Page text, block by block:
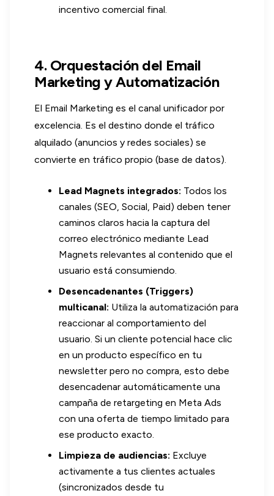
incentivo comercial final.
4. Orquestación del Email
Marketing y Automatización
El Email Marketing es el canal unificador por
excelencia. Es el destino donde el tráfico
alquilado (anuncios y redes sociales) se
convierte en tráfico propio (base de datos).
Lead Magnets integrados: Todos los
canales (SEO, Social, Paid) deben tener
caminos claros hacia la captura del
correo electrónico mediante Lead
Magnets relevantes al contenido que el
usuario está consumiendo.
Desencadenantes (Triggers)
multicanal: Utiliza la automatización para
reaccionar al comportamiento del
usuario. Si un cliente potencial hace clic
en un producto específico en tu
newsletter pero no compra, esto debe
desencadenar automáticamente una
campaña de retargeting en Meta Ads
con una oferta de tiempo limitado para
ese producto exacto.
Limpieza de audiencias: Excluye
activamente a tus clientes actuales
(sincronizados desde tu